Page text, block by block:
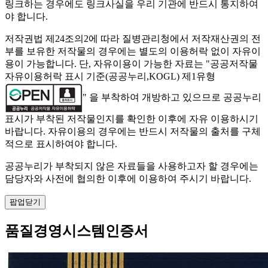
링크하는 경우에도 링크사실을 우리 기관에 반드시 통지하여
야 합니다.
저작권법 제24조의2에 따라 질병관리청에서 저작재산권의 전
부를 보유한 저작물의 경우에는 별도의 이용허락 없이 자유이
용이 가능합니다. 단, 자유이용이 가능한 자료는 "공공저작물
자유이용허락 표시 기준(공공누리,KOGL) 제1유형
" 을 부착하여 개방하고 있으므로 공공누리
표시가 부착된 저작물인지를 확인한 이후에 자유 이용하시기
바랍니다. 자유이용의 경우에는 반드시 저작물의 출처를 구체
적으로 표시하여야 합니다.
공공누리가 부착되지 않은 자료들을 사용하고자 할 경우에는
담당자와 사전에 협의한 이후에 이용하여 주시기 바랍니다.
팝업닫기
품질경영시스템인증서